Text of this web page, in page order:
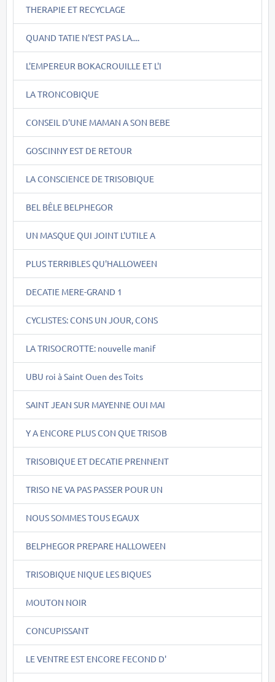
THERAPIE ET RECYCLAGE
QUAND TATIE N'EST PAS LA....
L'EMPEREUR BOKACROUILLE ET L'I
LA TRONCOBIQUE
CONSEIL D'UNE MAMAN A SON BEBE
GOSCINNY EST DE RETOUR
LA CONSCIENCE DE TRISOBIQUE
BEL BÊLE BELPHEGOR
UN MASQUE QUI JOINT L'UTILE A
PLUS TERRIBLES QU'HALLOWEEN
DECATIE MERE-GRAND 1
CYCLISTES: CONS UN JOUR, CONS
LA TRISOCROTTE: nouvelle manif
UBU roi à Saint Ouen des Toits
SAINT JEAN SUR MAYENNE OUI MAI
Y A ENCORE PLUS CON QUE TRISOB
TRISOBIQUE ET DECATIE PRENNENT
TRISO NE VA PAS PASSER POUR UN
NOUS SOMMES TOUS EGAUX
BELPHEGOR PREPARE HALLOWEEN
TRISOBIQUE NIQUE LES BIQUES
MOUTON NOIR
CONCUPISSANT
LE VENTRE EST ENCORE FECOND D'